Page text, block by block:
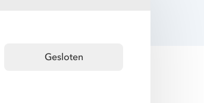
Gesloten